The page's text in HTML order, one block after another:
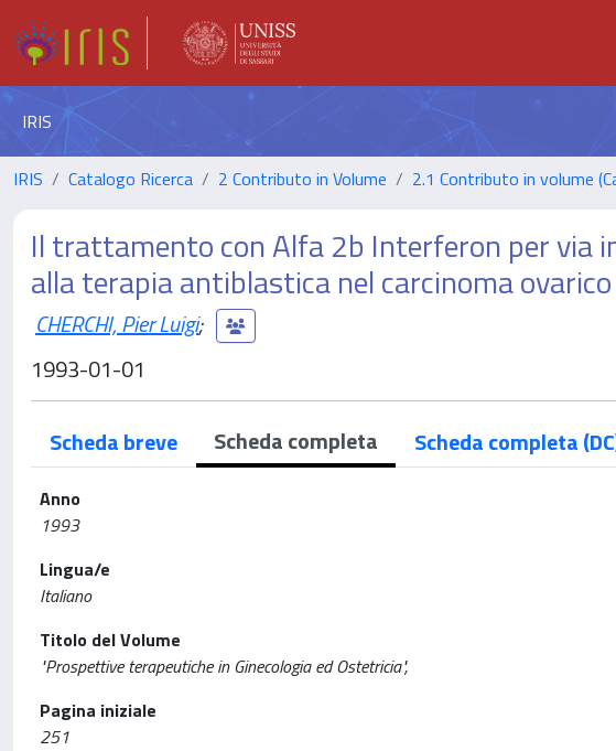
IRIS
IRIS Catalogo Ricerca 2 Contributo in Volume 2.1 Contributo in volume
Il trattamento con Alfa 2b Interferon per via
alla terapia antiblastica nel carcinoma
CHERCHI, Pier Luigi;
1993-01-01
Scheda breve Scheda completa Scheda completa
Anno
1993
Lingua/e
Italiano
Titolo del Volume
"Prospettive terapeutiche in Ginecologia ed Ostetricia",
Pagina iniziale
251